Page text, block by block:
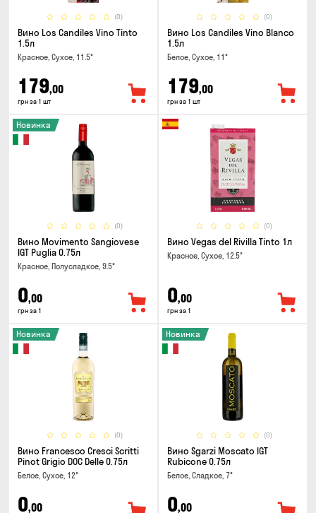
(0)
Вино Los Candiles Vino Tinto
1.5л
Красное, Сухое, 11.5°
179,00
грн за 1 шт
(0)
Вино Los Candiles Vino Blanco
1.5л
Белое, Сухое, 11°
179,00
грн за 1 шт
(0)
Новинка
Вино Movimento Sangiovese
IGT Puglia 0.75л
Красное, Полусладкое, 9.5°
0,00
грн за 1
(0)
Вино Vegas del Rivilla Tinto 1л
Красное, Сухое, 12.5°
0,00
грн за 1
(0)
Новинка
Вино Francesco Cresci Scritti
Pinot Grigio DOC Delle 0.75л
Белое, Сухое, 12°
0,00
(0)
Новинка
Вино Sgarzi Moscato IGT
Rubicone 0.75л
Белое, Сладкое, 7°
0,00